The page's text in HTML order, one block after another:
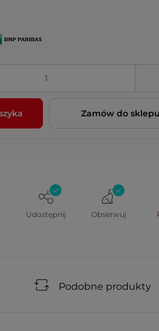
Zamów do sklepu
Udostępnij Obserwuj
Podobne produkty